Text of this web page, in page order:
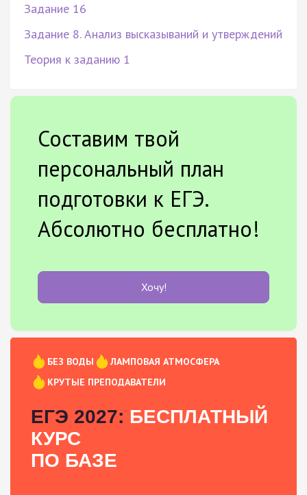
Задание 16
Задание 8. Анализ высказываний и утверждений
Теория к заданию 1
Составим твой
персональный план
подготовки к ЕГЭ.
Абсолютно бесплатно!
Хочу!
БЕЗ ВОДЫ
ЛАМПОВАЯ АТМОСФЕРА
КРУТЫЕ ПРЕПОДАВАТЕЛИ
ЕГЭ 2027: БЕСПЛАТНЫЙ
КУРС
ПО БАЗЕ